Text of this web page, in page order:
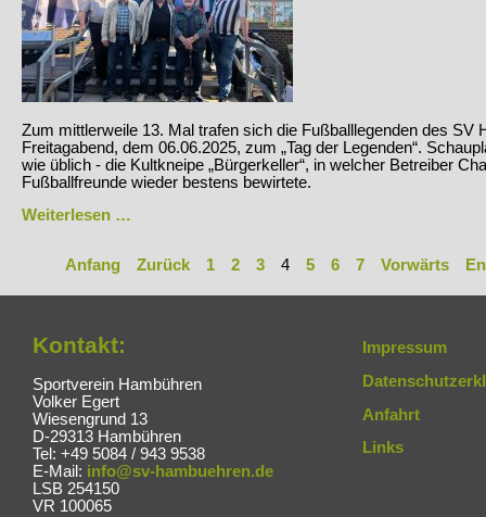
Zum mittlerweile 13. Mal trafen sich die Fußballlegenden des SV
Freitagabend, dem 06.06.2025, zum „Tag der Legenden“.
wie üblich - die Kultkneipe „Bürgerkeller“, in welcher Betreiber
Fußballfreunde wieder bestens bewirtete.
Weiterlesen …
2025
Anfang Zurück 1 2 3 4 5 6 7 Vorwärts
Kontakt:
Sportverein Hambühren
Volker Egert
Wiesengrund 13
D-29313 Hambühren
Tel: +49 5084 / 943 9538
E-Mail: info@sv-hambuehren.de
LSB 254150
VR 100065
Impressum
Anfahrt
Links